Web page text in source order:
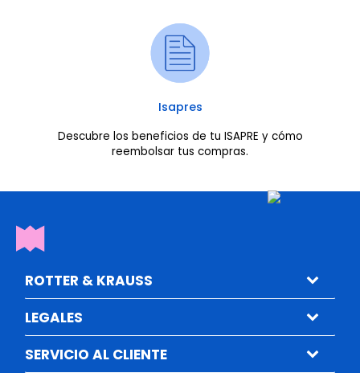
Isapres
Descubre los beneficios de tu ISAPRE y cómo
reembolsar tus compras.
ROTTER & KRAUSS
LEGALES
SERVICIO AL CLIENTE